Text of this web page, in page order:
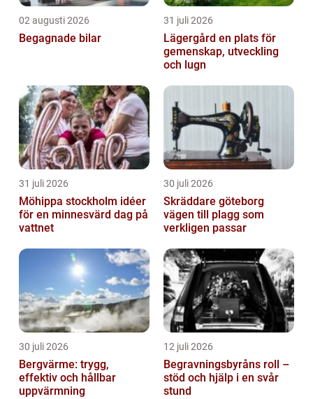
02 augusti 2026
Begagnade bilar
31 juli 2026
Lägergård en plats för
gemenskap, utveckling
och lugn
31 juli 2026
Möhippa stockholm idéer
för en minnesvärd dag på
vattnet
30 juli 2026
Skräddare göteborg
vägen till plagg som
verkligen passar
30 juli 2026
Bergvärme: trygg,
effektiv och hållbar
uppvärmning
12 juli 2026
Begravningsbyråns roll –
stöd och hjälp i en svår
stund